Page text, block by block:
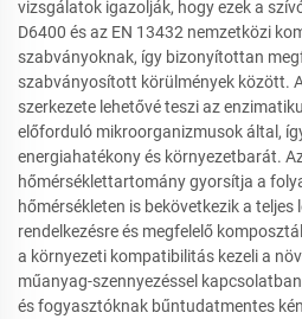
vizsgálatok igazolják, hogy ezek a
D6400 és az EN 13432 nemzetközi
szabványoknak, így bizonyítottan
szabványosított körülmények között.
szerkezete lehetővé teszi az
előforduló mikroorganizmusok által,
energiahatékony és környezetbarát.
hőmérséklettartomány gyorsítja a
hőmérsékleten is bekövetkezik a teljes
rendelkezésre és megfelelő
a környezeti kompatibilitás kezeli a
műanyag-szennyezéssel
és fogyasztóknak bűntudatmentes